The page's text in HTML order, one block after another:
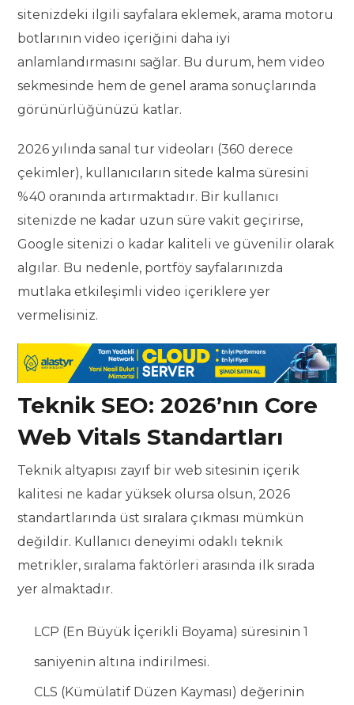
sitenizdeki ilgili sayfalara eklemek, arama motoru
botlarının video içeriğini daha iyi
anlamlandırmasını sağlar. Bu durum, hem video
sekmesinde hem de genel arama sonuçlarında
görünürlüğünüzü katlar.
2026 yılında sanal tur videoları (360 derece
çekimler), kullanıcıların sitede kalma süresini
%40 oranında artırmaktadır. Bir kullanıcı
sitenizde ne kadar uzun süre vakit geçirirse,
Google sitenizi o kadar kaliteli ve güvenilir olarak
algılar. Bu nedenle, portföy sayfalarınızda
mutlaka etkileşimli video içeriklere yer
vermelisiniz.
Teknik SEO: 2026’nın Core
Web Vitals Standartları
Teknik altyapısı zayıf bir web sitesinin içerik
kalitesi ne kadar yüksek olursa olsun, 2026
standartlarında üst sıralara çıkması mümkün
değildir. Kullanıcı deneyimi odaklı teknik
metrikler, sıralama faktörleri arasında ilk sırada
yer almaktadır.
LCP (En Büyük İçerikli Boyama) süresinin 1
saniyenin altına indirilmesi.
CLS (Kümülatif Düzen Kayması) değerinin